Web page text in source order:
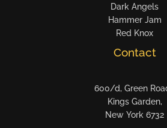
Dark Angels
Hammer Jam
Red Knox
Contact
600/d, Green
Kings Garden,
New York 6732